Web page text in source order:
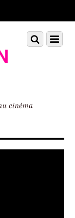
cinéma
Menu
Scroll
down